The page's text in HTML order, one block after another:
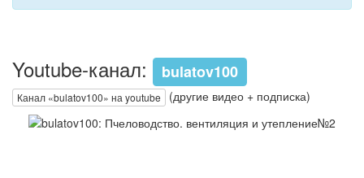
Youtube-канал: bulatov100
Канал «bulatov100» на youtube (другие видео + подписка)